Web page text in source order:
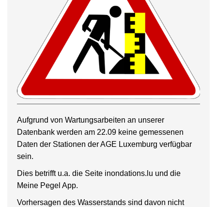
Aufgrund von Wartungsarbeiten an unserer
Datenbank werden am 22.09 keine gemessenen
Daten der Stationen der AGE Luxemburg verfügbar
sein.
Dies betrifft u.a. die Seite inondations.lu und die
Meine Pegel App.
Vorhersagen des Wasserstands sind davon nicht